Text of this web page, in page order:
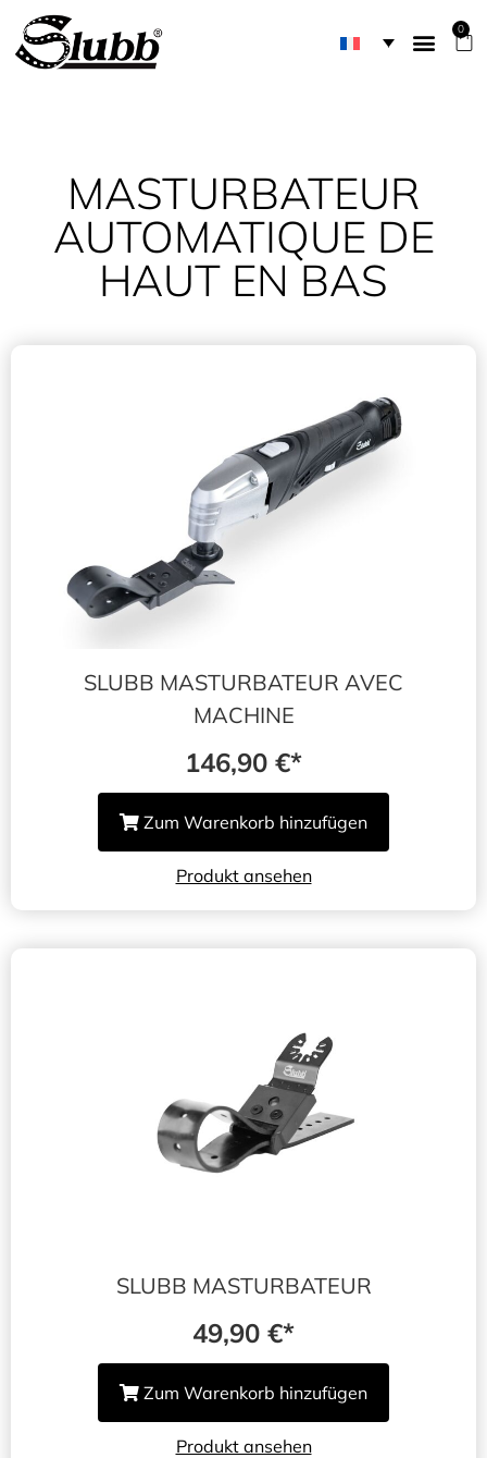
0
MASTURBATEUR
AUTOMATIQUE DE
HAUT EN BAS
SLUBB MASTURBATEUR AVEC
MACHINE
146,90 €
Zum Warenkorb hinzufügen
Produkt ansehen
SLUBB MASTURBATEUR
49,90 €
Zum Warenkorb hinzufügen
Produkt ansehen